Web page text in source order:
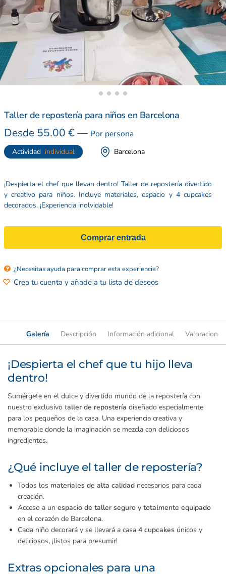
Taller de repostería para niños en Barcelona
Desde 55.00 €— Por persona
Actividad individual Barcelona
¡Despierta el chef que llevan dentro! Taller de repostería divertido
y creativo para niños. Incluye materiales, espacio y 4 cupcakes
decorados. ¡Experiencia inolvidable!
Comprar entrada
¿Necesitas ayuda para comprar esta experiencia?
Crea tu cuenta y añade a tu lista de deseos
Galería Descripción Información adicional Valoraciones
¡Despierta el chef que tu hijo lleva
dentro!
Sumérgete en el dulce y divertido mundo de la repostería con
nuestro exclusivo taller de repostería diseñado especialmente
para los pequeños de la casa. Una experiencia creativa y
memorable donde la imaginación se mezcla con deliciosos
ingredientes.
¿Qué incluye el taller de repostería?
Todos los materiales de alta calidad necesarios para cada
creación.
Acceso a un espacio de taller seguro y totalmente equipado
en el corazón de Barcelona.
Cada niño decorará y se llevará a casa 4 cupcakes únicos y
deliciosos, ¡listos para presumir!
Extras opcionales para una